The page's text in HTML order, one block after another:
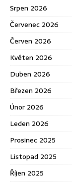
Srpen 2026
Červenec 2026
Červen 2026
Květen 2026
Duben 2026
Březen 2026
Únor 2026
Leden 2026
Prosinec 2025
Listopad 2025
Říjen 2025